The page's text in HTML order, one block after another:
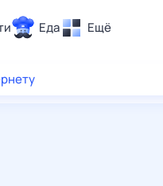
Еда Ещё